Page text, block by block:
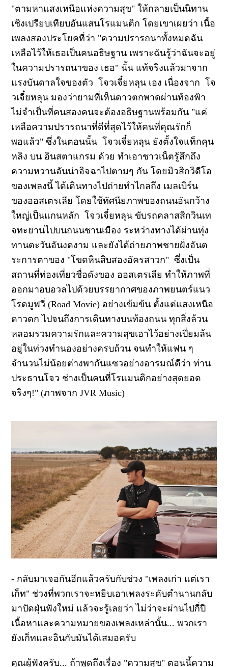
"ตามหาแสงเหนือแห่งความสุข" ให้กลายเป็นนิทาน
เชิงเปรียบเทียบอันแสนโรแมนติก โดยเขาเผยว่า เนื้อ
เพลงสองประโยคที่ว่า "ความปรารถนาทั้งหมดฉัน
เหลือไว้ให้เธอเป็นคนอธิษฐาน เพราะฉันรู้ว่าฉันจะอยู่
ในความปรารถนาของ เธอ" นั้น แท้จริงแล้วมาจาก
แรงบันดาลใจของตัว โจวเจี๋ยหลุน เอง เนื่องจาก โจ
วเจี๋ยหลุน มองว่ายามที่เห็นดาวตกพาดผ่านท้องฟ้า
ไม่จำเป็นที่คนสองคนจะต้องอธิษฐานพร้อมกัน "แค่
เหลือความปรารถนาที่ดีที่สุดไว้ให้คนที่คุณรักก็
พอแล้ว" ซึ่งในตอนนั้น โจวเจี๋ยหลุน ยังตั้งใจแท็กคุน
หลิง บน อินสตาแกรม ด้วย ทำเอาชาวเน็ตรู้สึกถึง
ความหวานอันน่าอิจฉาไปตามๆ กัน โดยมิวสิกวิดีโอ
ของเพลงนี้ ได้เดินทางไปถ่ายทำไกลถึง เมลเบิร์น
ของออสเตรเลีย โดยใช้ทัศนียภาพของถนนอันกว้าง
ใหญ่เป็นแกนหลัก โจวเจี๋ยหลุน ขับรถคลาสสิกวินเท
จทะยานไปบนถนนชานเมือง ระหว่างทางได้ผ่านทุ่ง
ทานตะวันอันงดงาม และยังได้ถ่ายภาพชายฝั่งอันต
ระการตาของ "โขดหินสิบสองอัครสาวก" ซึ่งเป็น
สถานที่ท่องเที่ยวชื่อดังของ ออสเตรเลีย ทำให้ภาพที่
ออกมาอบอวลไปด้วยบรรยากาศของภาพยนตร์แนว
โรดมูฟวี่ (Road Movie) อย่างเข้มข้น ตั้งแต่แสงเหนือ
ดาวตก ไปจนถึงการเดินทางบนท้องถนน ทุกสิ่งล้วน
หลอมรวมความรักและความสุขเอาไว้อย่างเปี่ยมล้น
อยู่ในท่วงทำนองอย่างครบถ้วน จนทำให้แฟน ๆ
จำนวนไม่น้อยต่างพากันแซวอย่างอารมณ์ดีว่า ท่าน
ประธานโจว ช่างเป็นคนที่โรแมนติกอย่างสุดยอด
จริงๆ!" (ภาพจาก JVR Music)
- กลับมาเจอกันอีกแล้วครับกับช่วง "เพลงเก่า แต่เรา
เก็ท" ช่วงที่พวกเราจะหยิบเอาเพลงระดับตำนานกลับ
มาปัดฝุ่นฟังใหม่ แล้วจะรู้เลยว่า ไม่ว่าจะผ่านไปกี่ปี
เนื้อหาและความหมายของเพลงเหล่านั้น... พวกเรา
ยังเก็ทและอินกับมันได้เสมอครับ
คุณผู้ฟังครับ... ถ้าพูดถึงเรื่อง "ความสุข" ตอนนี้ความ